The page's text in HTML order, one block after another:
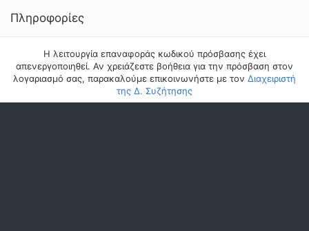
Πληροφορίες
Η λειτουργία επαναφοράς κωδικού πρόσβασης έχει
απενεργοποιηθεί. Αν χρειάζεστε βοήθεια για την πρόσβαση στον
λογαριασμό σας, παρακαλούμε επικοινωνήστε με τον Διαχειριστή
της Δ. Συζήτησης